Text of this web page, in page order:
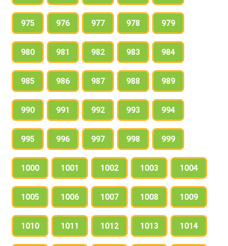
975 976 977 978 979
980 981 982 983 984
985 986 987 988 989
990 991 992 993 994
995 996 997 998 999
1000 1001 1002 1003 1004
1005 1006 1007 1008 1009
1010 1011 1012 1013 1014